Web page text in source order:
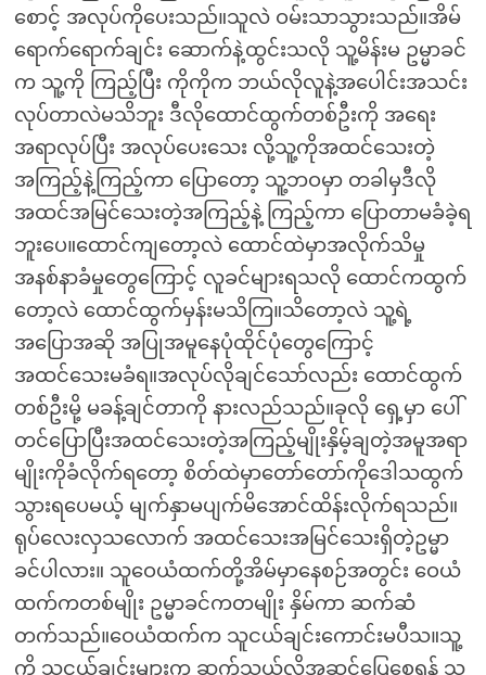
စောင့် အလုပ်ကိုပေးသည်။သူလဲ ဝမ်းသာသွားသည်။အိမ်
ရောက်ရောက်ချင်း ဆောက်နဲ့ထွင်းသလို သူ့မိန်းမ ဥမ္မာခင်
က သူ့ကို ကြည့်ပြီး ကိုကိုက ဘယ်လိုလူနဲ့အပေါင်းအသင်း
လုပ်တာလဲမသိဘူး ဒီလိုထောင်ထွက်တစ်ဦးကို အရေး
အရာလုပ်ပြီး အလုပ်ပေးသေး လို့သူ့ကိုအထင်သေးတဲ့
အကြည့်နဲ့ကြည့်ကာ ပြောတော့ သူ့ဘဝမှာ တခါမှဒီလို
အထင်အမြင်သေးတဲ့အကြည့်နဲ့ ကြည့်ကာ ပြောတာမခံခဲ့ရ
ဘူးပေ။ထောင်ကျတော့လဲ ထောင်ထဲမှာအလိုက်သိမှု
အနစ်နာခံမှုတွေကြောင့် လူခင်များရသလို ထောင်ကထွက်
တော့လဲ ထောင်ထွက်မှန်းမသိကြ။သိတော့လဲ သူ့ရဲ့
အပြောအဆို အပြုအမူနေပုံထိုင်ပုံတွေကြောင့်
အထင်သေးမခံရ။အလုပ်လိုချင်သော်လည်း ထောင်ထွက်
တစ်ဦးမို့ မခန့်ချင်တာကို နားလည်သည်။ခုလို ရှေ့မှာ ပေါ်
တင်ပြောပြီးအထင်သေးတဲ့အကြည့်မျိုးနှိမ့်ချတဲ့အမူအရာ
မျိုးကိုခံလိုက်ရတော့ စိတ်ထဲမှာတော်တော်ကိုဒေါသထွက်
သွားရပေမယ့် မျက်နှာမပျက်မိအောင်ထိန်းလိုက်ရသည်။
ရုပ်လေးလှသလောက် အထင်သေးအမြင်သေးရှိတဲ့ဥမ္မာ
ခင်ပါလား။ သူဝေယံထက်တို့အိမ်မှာနေစဉ်အတွင်း ဝေယံ
ထက်ကတစ်မျိုး ဥမ္မာခင်ကတမျိုး နှိမ်ကာ ဆက်ဆံ
တက်သည်။ဝေယံထက်က သူငယ်ချင်းကောင်းမပီသ။သူ့
ကို သူငယ်ချင်းများက ဆက်သွယ်လို့အဆင်ပြေစေရန် သူ